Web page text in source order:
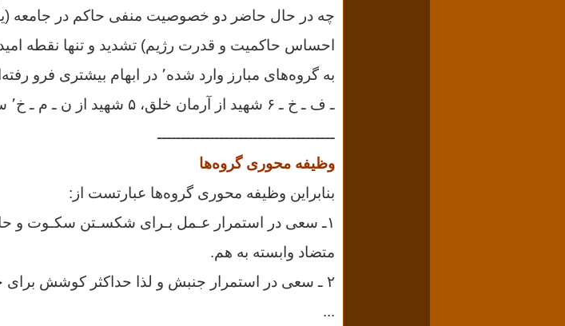
چه در حال حاضر دو خصوصیت منفی حاکم در جامعه (یأس
احساس حاکمیت و قدرت رژیم) تشدید و تنها نقطه
ـ ف ـ خ ـ ۶ شهید از آرمان خلق، ۵ شهید از ن ـ م ـ خ٬ سه شهید دانشجو در شیراز و...)
ـــــــــــــــــــــــــــــــــــــ
وظیفه محوری گروه‌ها
بنابراین وظیفه محوری گروه‌ها عبارتست از:
۱ـ سعی در استمرار عـمل بـرای شکسـتن سکـوت و
متضاد وابسته به هم.
۲ ـ سعی در استمرار جنبش و لذا حداکثر کوشش برای حفظ موجودیت سازمان.
...